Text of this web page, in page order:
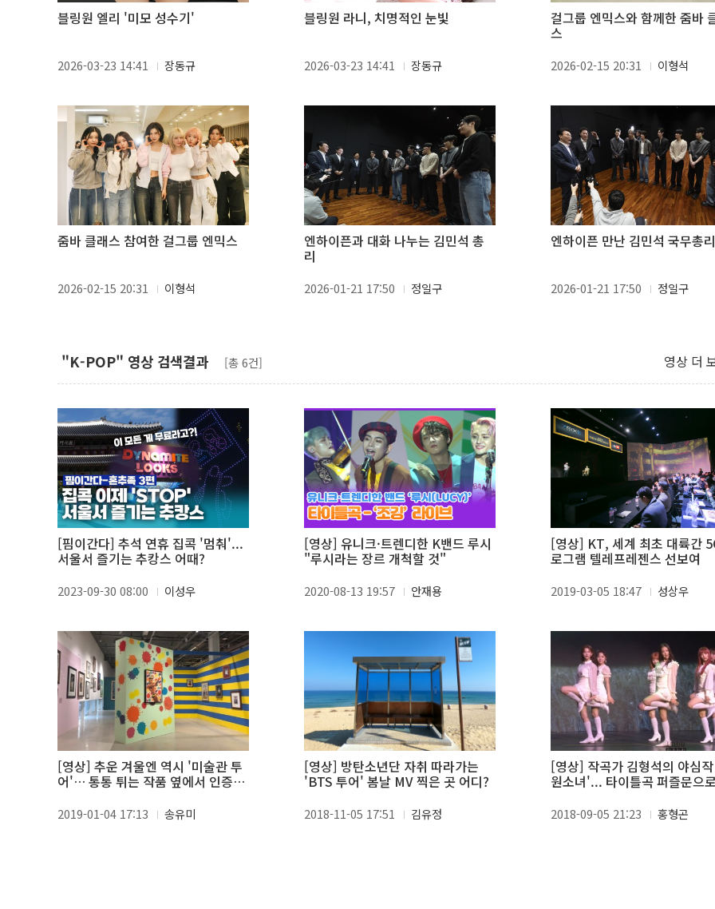
블링원 엘리 '미모 성수기'
2026-03-23 14:41 장동규
블링원 라니, 치명적인 눈빛
2026-03-23 14:41 장동규
걸그룹 엔믹스와 함께한 줌바
스
2026-02-15 20:31 이형석
줌바 클래스 참여한 걸그룹 엔믹스
2026-02-15 20:31 이형석
엔하이픈과 대화 나누는 김민석 총
리
2026-01-21 17:50 정일구
엔하이픈 만난 김민석 국무총리
2026-01-21 17:50 정일구
"K-POP" 영상 검색결과 [총 6건] 영상 더
[핌이간다] 추석 연휴 집콕 '멈춰'...
서울서 즐기는 추캉스 어때?
2023-09-30 08:00 이성우
[영상] 유니크·트렌디한 K밴드 루시
"루시라는 장르 개척할 것"
2020-08-13 19:57 안재용
[영상] KT, 세계 최초 대륙간
로그램 텔레프레젠스 선보여
2019-03-05 18:47 성상우
[영상] 추운 겨울엔 역시 '미술관 투
어'… 통통 튀는 작품 옆에서 인증샷
2019-01-04 17:13 송유미
[영상] 방탄소년단 자취 따라가는
'BTS 투어' 봄날 MV 찍은 곳 어디?
2018-11-05 17:51 김유정
[영상] 작곡가 김형석의 야심
원소녀'... 타이틀곡 퍼즐문으
2018-09-05 21:23 홍형곤